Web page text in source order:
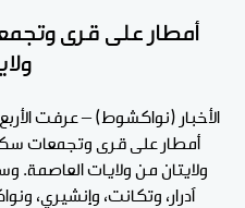
أمطار على قرى
الأخبار (نواكشوط) – عرفت
أمطار على قرى وتجمعات
ولايتان من ولايات العاصمة.
آدرار، وتكانت، وإنشيري،